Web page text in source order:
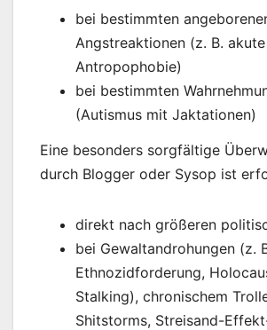
bei bestimmten
Angstreaktionen (z. B. akute
Antropophobie)
bei bestimmten
(Autismus mit Jaktationen)
Eine besonders sorgfältige
durch Blogger oder Sysop ist
direkt nach größeren
bei Gewaltandrohungen (z.
Ethnozidforderung,
Stalking), chronischem
Shitstorms, Streisand-